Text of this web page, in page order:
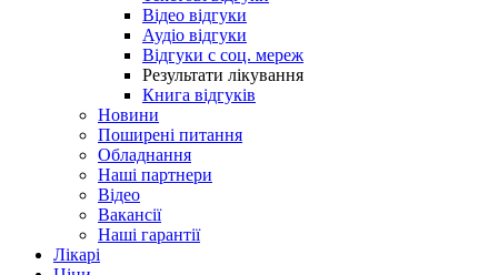
Відео відгуки
Аудіо відгуки
Відгуки с соц. мереж
Результати лікування
Книга відгуків
Новини
Поширені питання
Обладнання
Наші партнери
Відео
Вакансії
Наші гарантії
Лікарі